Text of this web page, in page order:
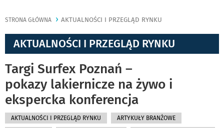
STRONA GŁÓWNA AKTUALNOŚCI I PRZEGLĄD RYNKU
AKTUALNOŚCI I PRZEGLĄD RYNKU
Targi Surfex Poznań –
pokazy lakiernicze na żywo i
ekspercka konferencja
AKTUALNOŚCI I PRZEGLĄD RYNKU ARTYKUŁY BRANŻOWE